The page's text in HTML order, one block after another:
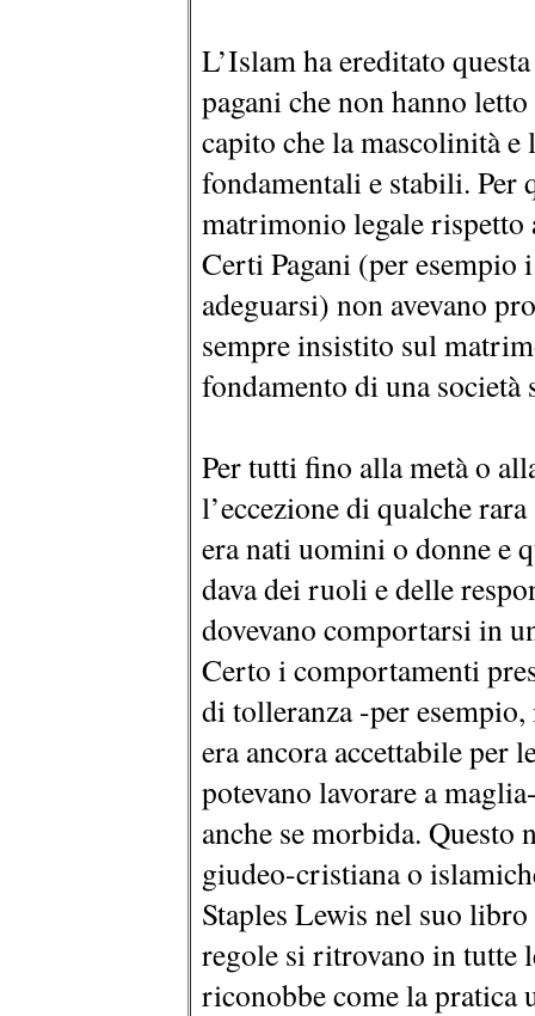
L’Islam ha ereditato
pagani che non hanno
capito che la mascolinità
fondamentali e stabili.
matrimonio legale rispetto
Certi Pagani (per
adeguarsi) non avevano
sempre insistito sul
fondamento di una
Per tutti fino alla metà o
l’eccezione di qualche
era nati uomini o donne e
dava dei ruoli e delle
dovevano comportarsi in
Certo i comportamenti
di tolleranza -per
era ancora accettabile per
potevano lavorare a
anche se morbida.
giudeo-cristiana o
Staples Lewis nel suo libro
regole si ritrovano in tutte
riconobbe come la pratica